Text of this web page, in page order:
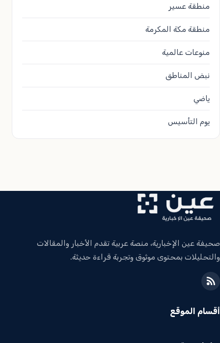
منطقة عسير
منطقة مكة المكرمة
منوعات عالمية
نبض المناطق
ياضي
يوم التأسيس
صحيفة عين الإخبارية، منصة عربية تقدم الأخبار والمقالات
والتحليلات بمحتوى موثوق وتجربة قراءة حديثة.
أقسام الموقع